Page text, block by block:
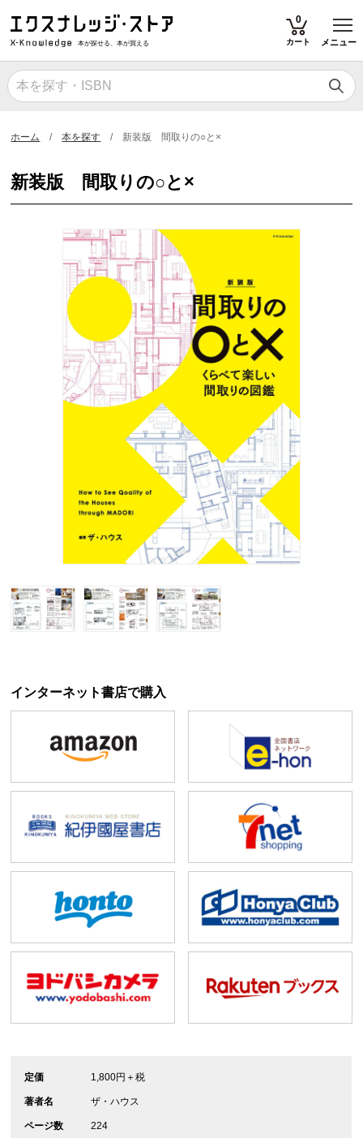
本が探せる、本が買える
0
カート メニュー
ホーム 本を探す 新装版 間取りの○と×
新装版 間取りの○と×
インターネット書店で購入
定価 1,800円＋税
著者名 ザ・ハウス
ページ数 224